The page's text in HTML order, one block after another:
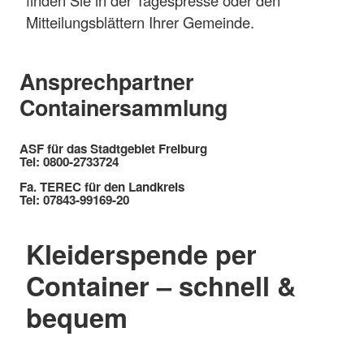
Mitteilungsblättern Ihrer Gemeinde.
Ansprechpartner
Containersammlung
ASF für das Stadtgebiet Freiburg
Tel: 0800-2733724
Fa. TEREC für den Landkreis
Tel: 07843-99169-20
Kleiderspende per
Container – schnell &
bequem